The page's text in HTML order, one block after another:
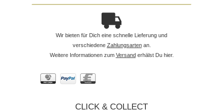
Wir bieten für Dich eine schnelle Lieferung und
verschiedene Zahlungsartenan.
Weitere Informationen zum Versanderhälst Du hier.
CLICK & COLLECT